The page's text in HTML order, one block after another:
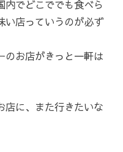
内でどこででも食べら
い店っていうのが必ず
のお店がきっと一軒は
店に、また行きたいな